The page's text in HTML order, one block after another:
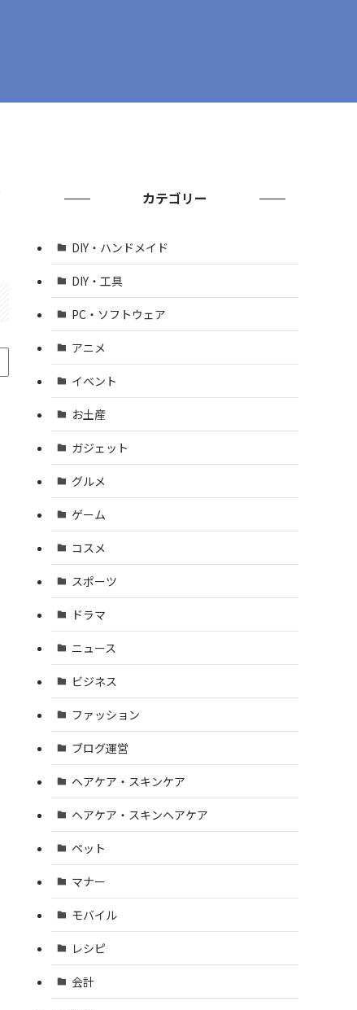
カテゴリー
DIY・ハンドメイド
DIY・工具
PC・ソフトウェア
アニメ
イベント
お土産
ガジェット
グルメ
ゲーム
コスメ
スポーツ
ドラマ
ニュース
ビジネス
ファッション
ブログ運営
ヘアケア・スキンケア
ヘアケア・スキンヘアケア
ペット
マナー
モバイル
レシピ
会計